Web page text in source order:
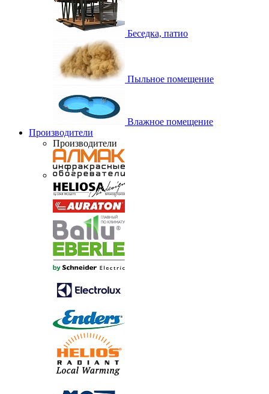
Беседка, патио
Пыльное помещение
Влажное помещение
Производители
Производители